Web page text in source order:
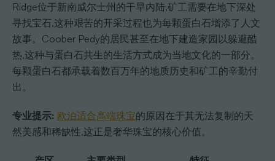
Ridge位于新南威尔士州的干旱内陆,矿工需要在地下深处
寻找宝石,这种艰苦的开采过程也为每颗蛋白石增添了人文
故事。Coober Pedy的居民甚至在地下建造家园以躲避酷
热,这种与蛋白石共生的生活方式成为当地文化的一部分。
每颗蛋白石都承载着数百万年的地质历史和矿工的辛勤付
出。
专业提示: 欧泊适合高端珠宝的原因在于其无法复制的天
然美感和稀缺性,这正是奢华珠宝的核心价值。